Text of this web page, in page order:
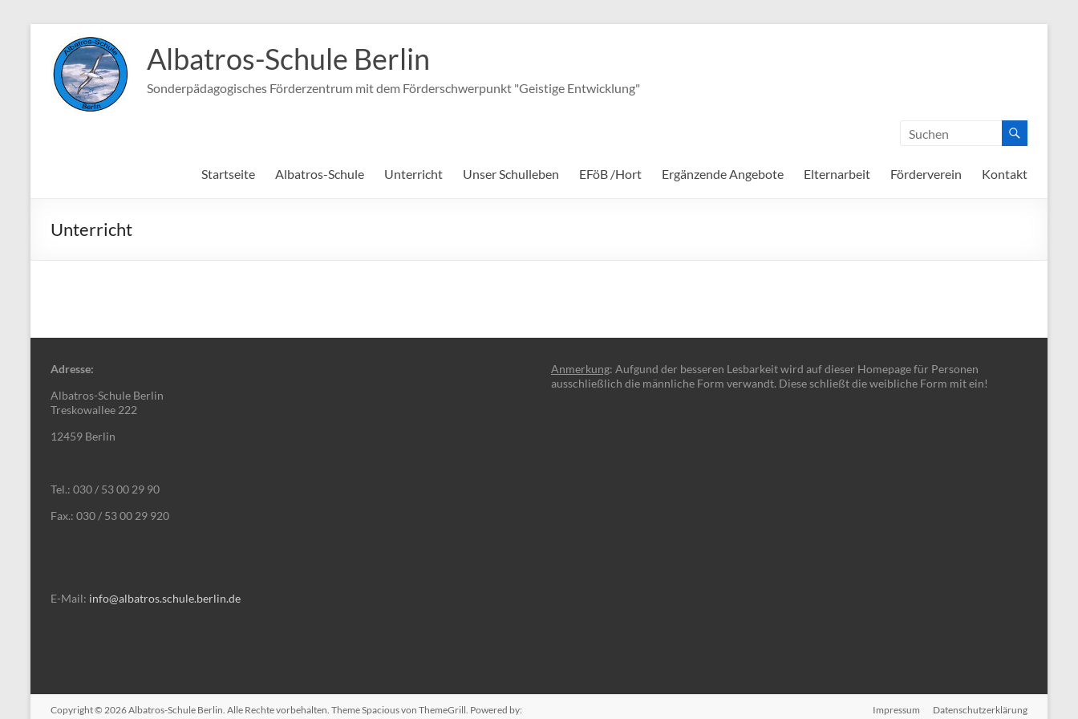
Inhalt
springen
Albatros-Schule Berlin
Sonderpädagogisches Förderzentrum mit dem Förderschwerpunkt "Geistige Entwicklung"
Startseite Albatros-Schule Unterricht Unser Schulleben EFöB /Hort Ergänzende Angebote Elternarbeit Förderverein Kontakt
Unterricht
Adresse:
Albatros-Schule Berlin
Treskowallee 222
12459 Berlin
Tel.: 030 / 53 00 29 90
Fax.: 030 / 53 00 29 920
E-Mail: info@albatros.schule.berlin.de
Anmerkung: Aufgund der besseren Lesbarkeit wird auf dieser Homepage für Personen
ausschließlich die männliche Form verwandt. Diese schließt die weibliche Form mit ein!
Copyright © 2026Albatros-Schule Berlin. Alle Rechte vorbehalten. ThemeSpaciousvon ThemeGrill. Powered by:
Impressum Datenschutzerklärung